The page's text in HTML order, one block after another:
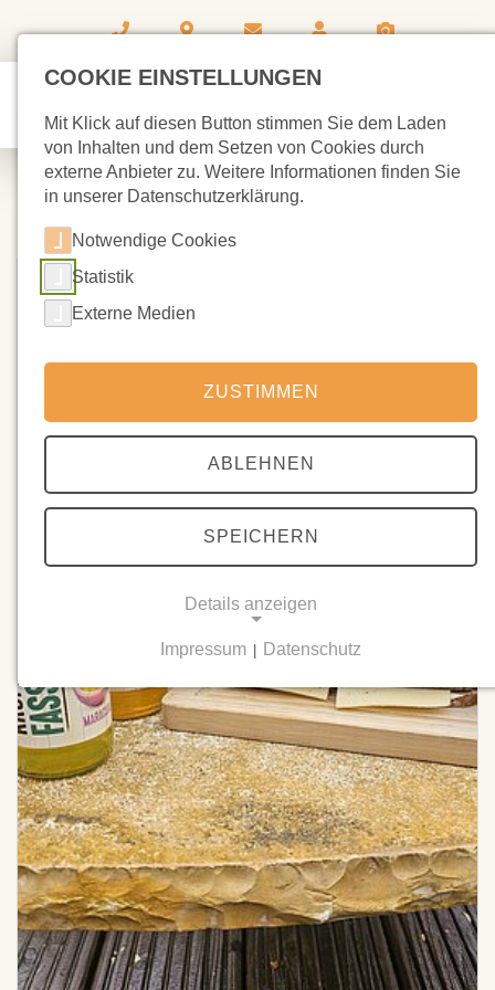
COOKIE EINSTELLUNGEN
Mit Klick auf diesen Button stimmen Sie dem Laden
von Inhalten und dem Setzen von Cookies durch
externe Anbieter zu. Weitere Informationen finden Sie
in unserer Datenschutzerklärung.
Notwendige Cookies
Statistik
Externe Medien
ZUSTIMMEN
ABLEHNEN
SPEICHERN
Details anzeigen
Notwendige Cookies ermöglichen grundlegende
Funktionen und sind für die einwandfreie Funktion
der Website erforderlich.
Einverständnis-Cookie
Name:
cookie_consent
Zweck:
Dieser Cookie speichert die ausgewählten
Einverständnis-Optionen des Benutzers
Impressum Datenschutz